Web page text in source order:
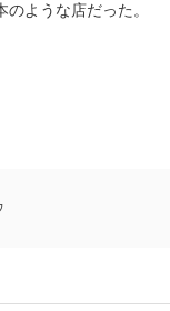
ような店だった。